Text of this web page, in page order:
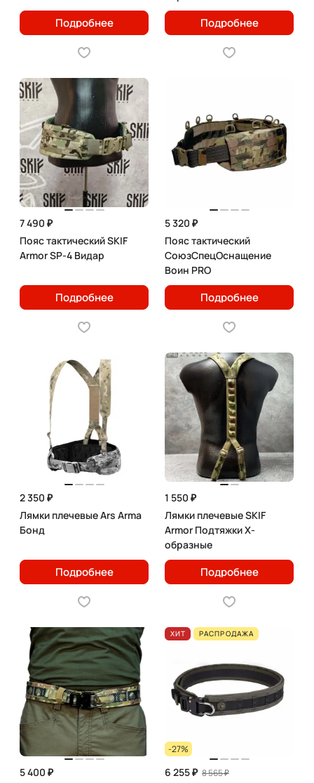
Подробнее Подробнее
7 490 ₽
Пояс тактический SKIF
Armor SP-4 Видар
Подробнее
5 320 ₽
Пояс тактический
СоюзСпецОснащение
Воин PRO
Подробнее
2 350 ₽
Лямки плечевые Ars Arma
Бонд
Подробнее
1 550 ₽
Лямки плечевые SKIF
Armor Подтяжки X-
образные
Подробнее
5 400 ₽
ХИТ РАСПРОДАЖА
-27%
6 255 ₽ 8 565 ₽